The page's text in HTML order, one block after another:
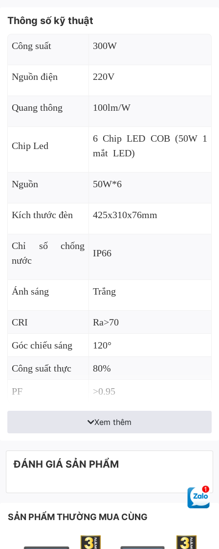
Thông số kỹ thuật
Công suất 300W
Nguồn điện 220V
Quang thông 100lm/W
Chip Led
6 Chip LED COB (50W 1
mắt LED)
Nguồn 50W*6
Kích thước đèn 425x310x76mm
Chỉ số chống
nước
IP66
Ánh sáng Trắng
CRI Ra>70
Góc chiếu sáng 120°
Công suất thực 80%
PF >0.95
Xem thêm
ĐÁNH GIÁ SẢN PHẨM
SẢN PHẨM THƯỜNG MUA CÙNG